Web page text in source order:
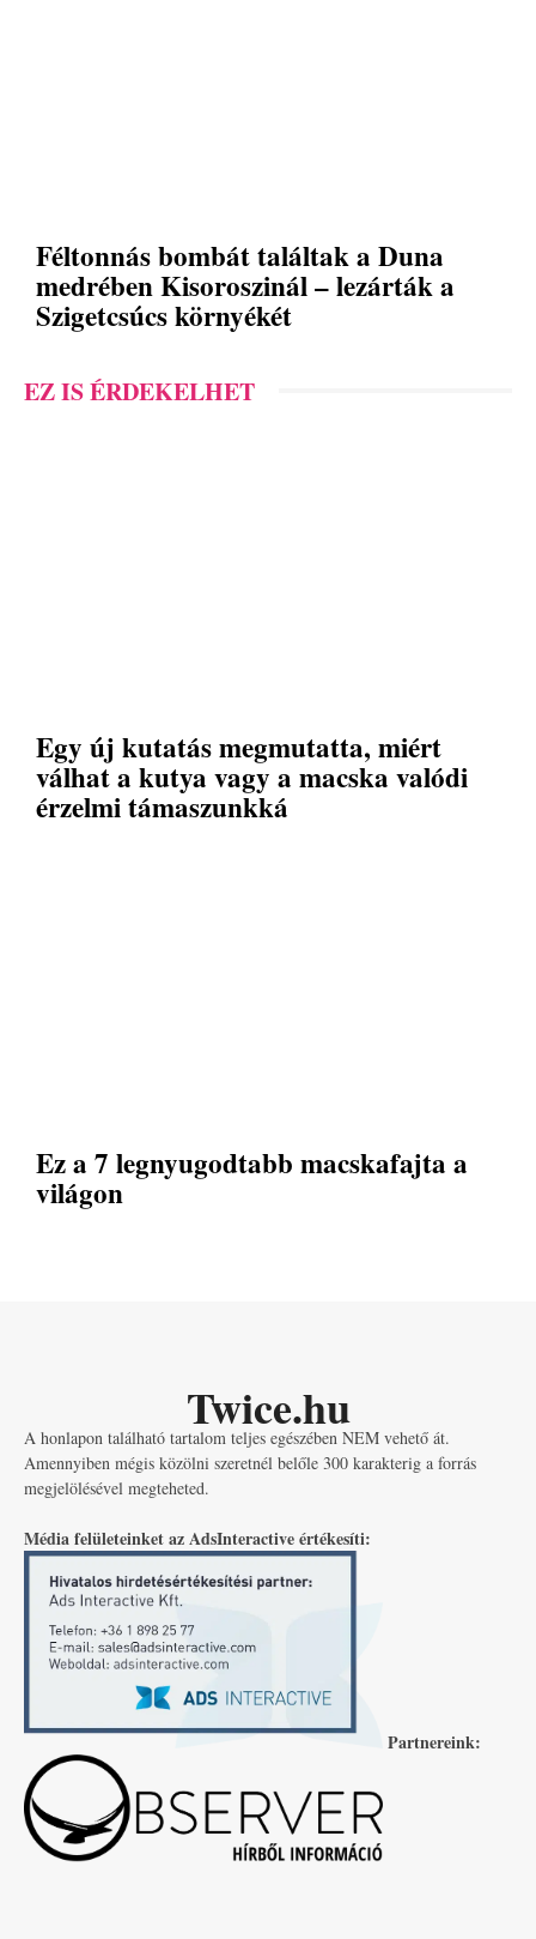
Féltonnás bombát találtak a Duna
medrében Kisoroszinál – lezárták a
Szigetcsúcs környékét
EZ IS ÉRDEKELHET
Egy új kutatás megmutatta, miért
válhat a kutya vagy a macska valódi
érzelmi támaszunkká
Ez a 7 legnyugodtabb macskafajta a
világon
Twice.hu
A honlapon található tartalom teljes egészében NEM vehető át.
Amennyiben mégis közölni szeretnél belőle 300 karakterig a forrás
megjelölésével megteheted.
Média felületeinket az AdsInteractive értékesíti:
Partnereink: